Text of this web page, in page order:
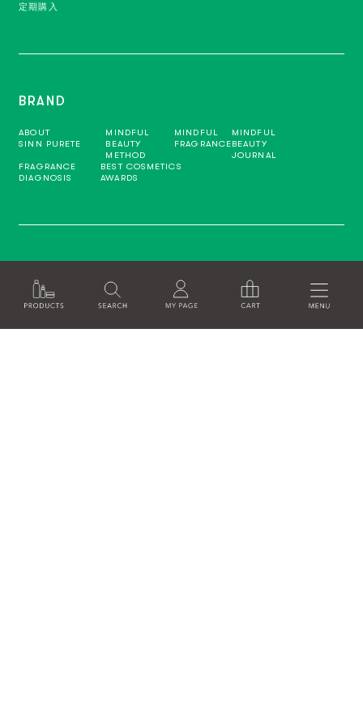
定期購入
BRAND
ABOUT
SINN PURETE
MINDFUL
BEAUTY
METHOD
MINDFUL
FRAGRANCE
MINDFUL
BEAUTY
JOURNAL
FRAGRANCE
DIAGNOSIS
BEST COSMETICS
AWARDS
SHOPPING GUIDE CONTACT
SHOP LIST